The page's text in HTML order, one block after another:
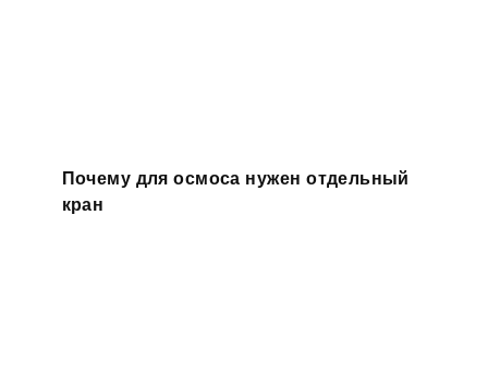
Почему для осмоса нужен отдельный
кран